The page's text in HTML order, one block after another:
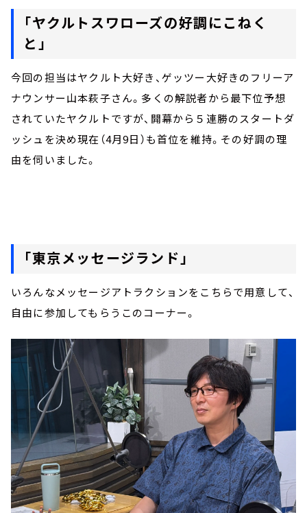
「ヤクルトスワローズの好調にこねく
と」
今回の担当はヤクルト大好き、ゲッツー大好きのフリーア
ナウンサー山本萩子さん。多くの解説者から最下位予想
されていたヤクルトですが、開幕から５連勝のスタートダ
ッシュを決め現在（4月9日）も首位を維持。その好調の理
由を伺いました。
「東京メッセージランド」
いろんなメッセージアトラクションをこちらで用意して、
自由に参加してもらうこのコーナー。